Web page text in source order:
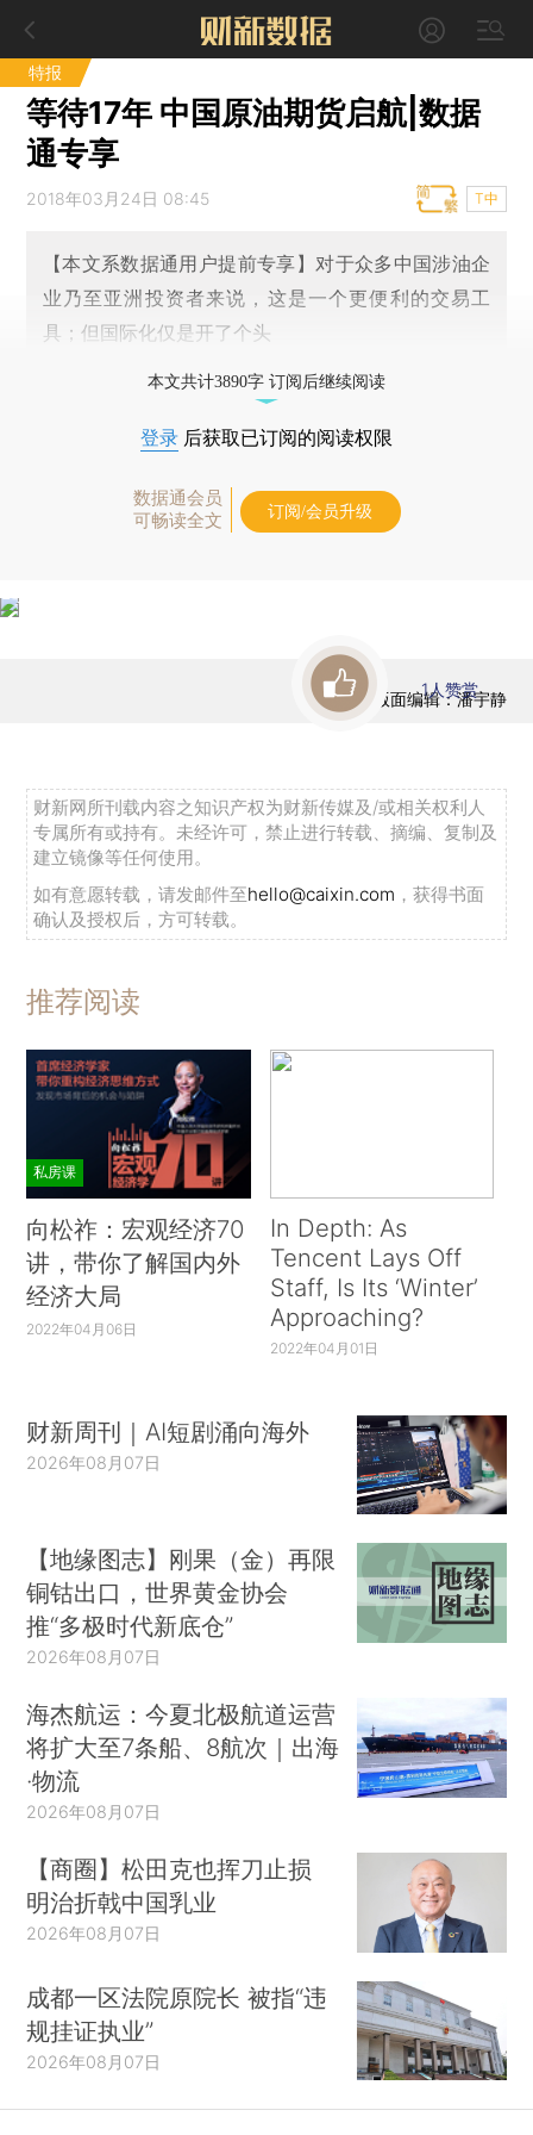
特报
等待17年 中国原油期货启航|数据
通专享
2018年03月24日 08:45 T中
【本文系数据通用户提前专享】对于众多中国涉油企
业乃至亚洲投资者来说，这是一个更便利的交易工
具；但国际化仅是开了个头
本文共计3890字 订阅后继续阅读
登录 后获取已订阅的阅读权限
数据通会员
可畅读全文
订阅/会员升级
版面编辑：潘宇静
1人赞赏
财新网所刊载内容之知识产权为财新传媒及/或相关权利人
专属所有或持有。未经许可，禁止进行转载、摘编、复制及
建立镜像等任何使用。
如有意愿转载，请发邮件至hello@caixin.com ，获得书面
确认及授权后，方可转载。
推荐阅读
私房课
向松祚：宏观经济70
讲，带你了解国内外
经济大局
2022年04月06日
In Depth: As
Tencent Lays Off
Staff, Is Its ‘Winter’
Approaching?
2022年04月01日
财新周刊｜AI短剧涌向海外
2026年08月07日
【地缘图志】刚果（金）再限
铜钴出口，世界黄金协会
推“多极时代新底仓”
2026年08月07日
海杰航运：今夏北极航道运营
将扩大至7条船、8航次｜出海
·物流
2026年08月07日
【商圈】松田克也挥刀止损
明治折戟中国乳业
2026年08月07日
成都一区法院原院长 被指“违
规挂证执业”
2026年08月07日